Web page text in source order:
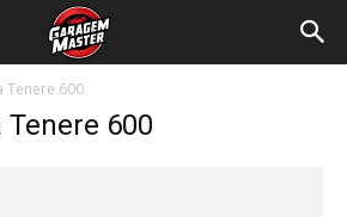
Tenere 600
Tenere 600